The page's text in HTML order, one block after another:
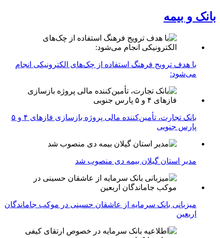
بانک و بیمه
با هدف ترویج فرهنگ استفاده از چک‌های الکترونیکی انجام
می‌شود:
بانک تجارت، تأمین‌کننده مالی پروژه بازسازی فازهای ۴ و ۵
پارس جنوبی
مدیر استان گیلان بیمه دی منصوب شد
میزبانی بانک سرمایه از عاشقان حسینی در موکب جاماندگان
اربعین